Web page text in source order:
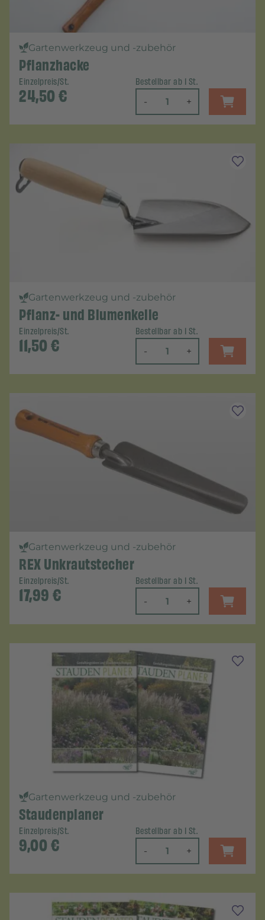
Gartenwerkzeug und -zubehör
Pflanzhacke
Einzelpreis/St.
24,50€
Bestellbar ab 1 St.
- +
Gartenwerkzeug und -zubehör
Pflanz- und Blumenkelle
Einzelpreis/St.
11,50€
Bestellbar ab 1 St.
- +
Gartenwerkzeug und -zubehör
REX Unkrautstecher
Einzelpreis/St.
17,99€
Bestellbar ab 1 St.
- +
Gartenwerkzeug und -zubehör
Staudenplaner
Einzelpreis/St.
9,00€
Bestellbar ab 1 St.
- +